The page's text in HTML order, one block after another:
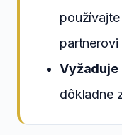
partnerovi
Vyžaduje
dôkladne